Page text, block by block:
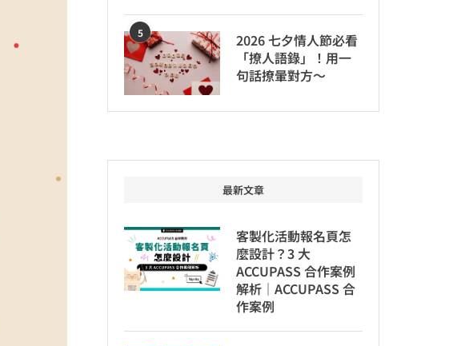
5
2026 七夕情人節必看
「撩人語錄」！用一
句話撩暈對方～
最新文章
客製化活動報名頁怎
麼設計？3 大
ACCUPASS 合作案例
解析｜ACCUPASS 合
作案例